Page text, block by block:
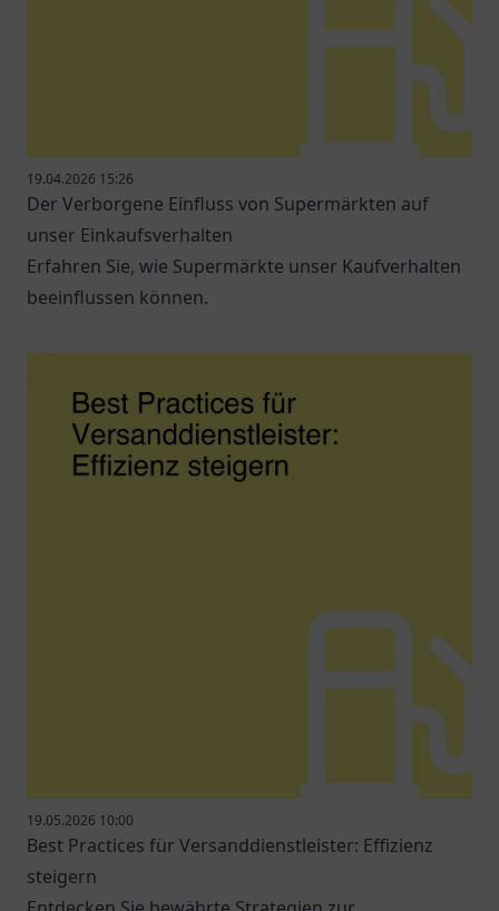
19.04.2026 15:26
Der Verborgene Einfluss von Supermärkten auf
unser Einkaufsverhalten
Erfahren Sie, wie Supermärkte unser Kaufverhalten
beeinflussen können.
19.05.2026 10:00
Best Practices für Versanddienstleister: Effizienz
steigern